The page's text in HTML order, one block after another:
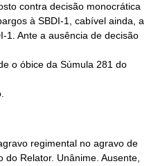
regimental no agravo de
do Relator. Unânime. Ausente,